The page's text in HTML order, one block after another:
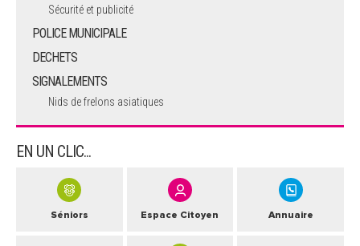
Sécurité et publicité
POLICE MUNICIPALE
DECHETS
SIGNALEMENTS
Nids de frelons asiatiques
EN UN CLIC...
Séniors Espace Citoyen Annuaire